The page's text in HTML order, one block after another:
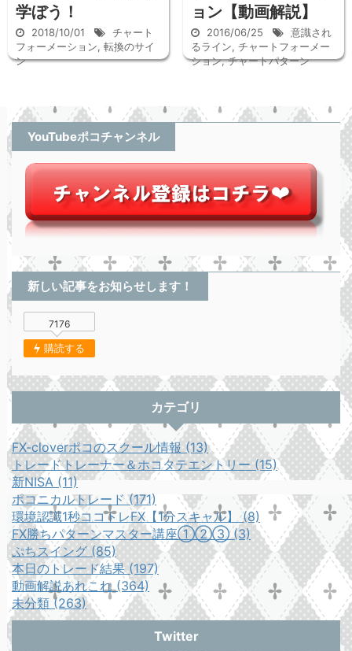
学ぼう！
2018/10/01
チャート
フォーメーション, 転換のサイ
ン
ョン【動画解説】
2016/06/25
意識され
るライン, チャートフォーメー
ション,チャートパターン
YouTubeポコチャンネル
新しい記事をお知らせします！
7176
購読する
カテゴリ
FX-cloverポコのスクール情報 (13)
トレードトレーナー＆ホコタテエントリー (15)
新NISA (11)
ポコニカルトレード (171)
環境認識1秒ココトレFX【1分スキャル】 (8)
FX勝ちパターンマスター講座①②③ (3)
ぷちスイング (85)
本日のトレード結果 (197)
動画解説あれこれ (364)
未分類 (263)
Twitter